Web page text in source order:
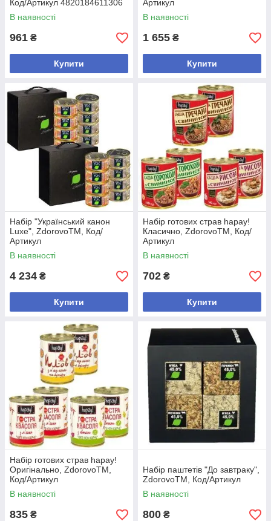
Код/Артикул 4820184611306
В наявності
961 ₴
Купити
Артикул
В наявності
1 655 ₴
Купити
Набір "Український канон
Luxe", ZdorovoTM, Код/
Артикул
В наявності
4 234 ₴
Купити
Набір готових страв hapay!
Класично, ZdorovoTM, Код/
Артикул
В наявності
702 ₴
Купити
Набір готових страв hapay!
Оригінально, ZdorovoTM,
Код/Артикул
В наявності
835 ₴
Набір паштетів "До завтраку",
ZdorovoTM, Код/Артикул
В наявності
800 ₴